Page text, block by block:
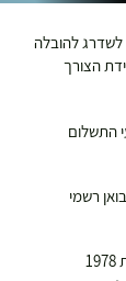
לשדרג להובלה
התשלום
רשמי